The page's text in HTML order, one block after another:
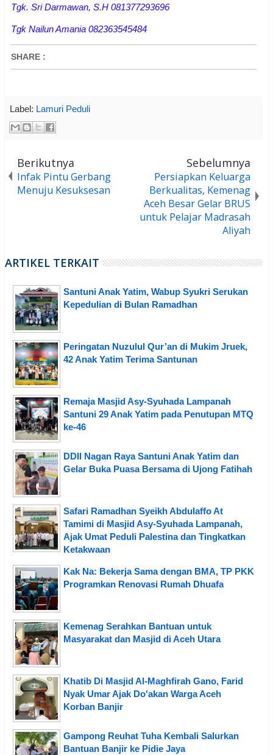
Tgk. Sri Darmawan, S.H 081377293696
Tgk Nailun Amania 082363545484
SHARE :
Label: Lamuri Peduli
Berikutnya
Infak Pintu Gerbang
Menuju Kesuksesan
Sebelumnya
Persiapkan Keluarga
Berkualitas, Kemenag
Aceh Besar Gelar BRUS
untuk Pelajar Madrasah
Aliyah
ARTIKEL TERKAIT
Santuni Anak Yatim, Wabup Syukri Serukan
Kepedulian di Bulan Ramadhan
Peringatan Nuzulul Qur’an di Mukim Jruek,
42 Anak Yatim Terima Santunan
Remaja Masjid Asy-Syuhada Lampanah
Santuni 29 Anak Yatim pada Penutupan MTQ
ke-46
DDII Nagan Raya Santuni Anak Yatim dan
Gelar Buka Puasa Bersama di Ujong Fatihah
Safari Ramadhan Syeikh Abdulaffo At
Tamimi di Masjid Asy-Syuhada Lampanah,
Ajak Umat Peduli Palestina dan Tingkatkan
Ketakwaan
Kak Na: Bekerja Sama dengan BMA, TP PKK
Programkan Renovasi Rumah Dhuafa
Kemenag Serahkan Bantuan untuk
Masyarakat dan Masjid di Aceh Utara
Khatib Di Masjid Al-Maghfirah Gano, Farid
Nyak Umar Ajak Do'akan Warga Aceh
Korban Banjir
Gampong Reuhat Tuha Kembali Salurkan
Bantuan Banjir ke Pidie Jaya